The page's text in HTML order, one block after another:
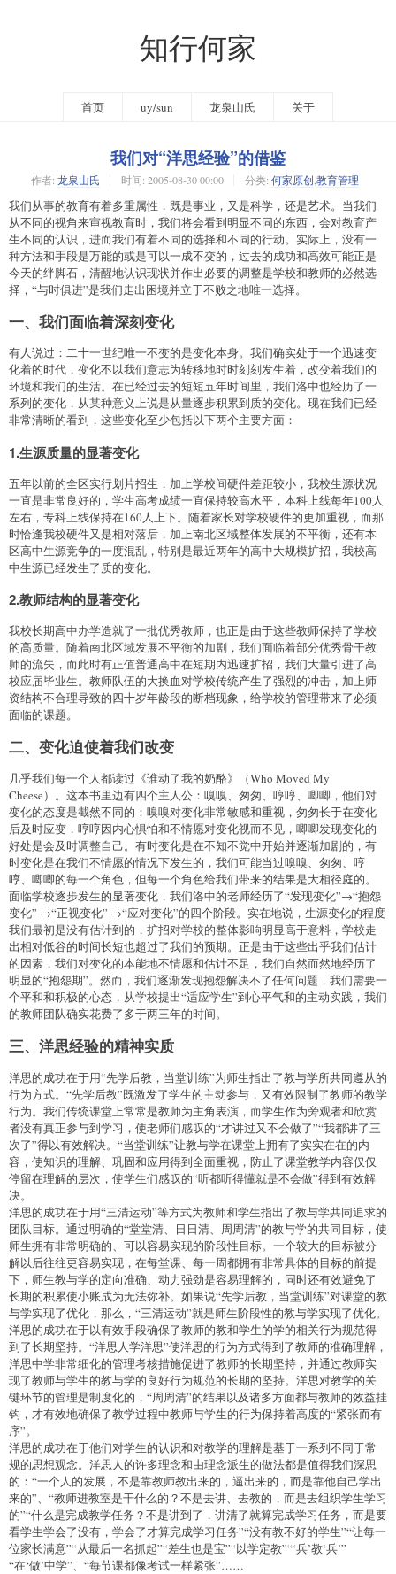
知行何家
首页 uy/sun 龙泉山氏 关于
我们对“洋思经验”的借鉴
作者: 龙泉山氏 时间: 2005-08-30 00:00 分类: 何家原创 教育管理
我们从事的教育有着多重属性，既是事业，又是科学，还是艺术。当我们
从不同的视角来审视教育时，我们将会看到明显不同的东西，会对教育产
生不同的认识，进而我们有着不同的选择和不同的行动。实际上，没有一
种方法和手段是万能的或是可以一成不变的，过去的成功和高效可能正是
今天的绊脚石，清醒地认识现状并作出必要的调整是学校和教师的必然选
择，“与时俱进”是我们走出困境并立于不败之地唯一选择。
一、我们面临着深刻变化
有人说过：二十一世纪唯一不变的是变化本身。我们确实处于一个迅速变
化着的时代，变化不以我们意志为转移地时时刻刻发生着，改变着我们的
环境和我们的生活。在已经过去的短短五年时间里，我们洛中也经历了一
系列的变化，从某种意义上说是从量逐步积累到质的变化。现在我们已经
非常清晰的看到，这些变化至少包括以下两个主要方面：
1.生源质量的显著变化
五年以前的全区实行划片招生，加上学校间硬件差距较小，我校生源状况
一直是非常良好的，学生高考成绩一直保持较高水平，本科上线每年100人
左右，专科上线保持在160人上下。随着家长对学校硬件的更加重视，而那
时恰逢我校硬件又是相对落后，加上南北区域整体发展的不平衡，还有本
区高中生源竞争的一度混乱，特别是最近两年的高中大规模扩招，我校高
中生源已经发生了质的变化。
2.教师结构的显著变化
我校长期高中办学造就了一批优秀教师，也正是由于这些教师保持了学校
的高质量。随着南北区域发展不平衡的加剧，我们面临着部分优秀骨干教
师的流失，而此时有正值普通高中在短期内迅速扩招，我们大量引进了高
校应届毕业生。教师队伍的大换血对学校传统产生了强烈的冲击，加上师
资结构不合理导致的四十岁年龄段的断档现象，给学校的管理带来了必须
面临的课题。
二、变化迫使着我们改变
几乎我们每一个人都读过《谁动了我的奶酪》（Who Moved My
Cheese）。这本书里边有四个主人公：嗅嗅、匆匆、哼哼、唧唧，他们对
变化的态度是截然不同的：嗅嗅对变化非常敏感和重视，匆匆长于在变化
后及时应变，哼哼因内心惧怕和不情愿对变化视而不见，唧唧发现变化的
好处是会及时调整自己。有时变化是在不知不觉中开始并逐渐加剧的，有
时变化是在我们不情愿的情况下发生的，我们可能当过嗅嗅、匆匆、哼
哼、唧唧的每一个角色，但每一个角色给我们带来的结果是大相径庭的。
面临学校逐步发生的显著变化，我们洛中的老师经历了“发现变化”→“抱怨
变化” →“正视变化” →“应对变化”的四个阶段。实在地说，生源变化的程度
我们最初是没有估计到的，扩招对学校的整体影响明显高于意料，学校走
出相对低谷的时间长短也超过了我们的预期。正是由于这些出乎我们估计
的因素，我们对变化的本能地不情愿和估计不足，我们自然而然地经历了
明显的“抱怨期”。然而，我们逐渐发现抱怨解决不了任何问题，我们需要一
个平和和积极的心态，从学校提出“适应学生”到心平气和的主动实践，我们
的教师团队确实花费了多于两三年的时间。
三、洋思经验的精神实质
洋思的成功在于用“先学后教，当堂训练”为师生指出了教与学所共同遵从的
行为方式。“先学后教”既激发了学生的主动参与，又有效限制了教师的教学
行为。我们传统课堂上常常是教师为主角表演，而学生作为旁观者和欣赏
者没有真正参与到学习，使老师们感叹的“才讲过又不会做了”“我都讲了三
次了”得以有效解决。“当堂训练”让教与学在课堂上拥有了实实在在的内
容，使知识的理解、巩固和应用得到全面重视，防止了课堂教学内容仅仅
停留在理解的层次，使学生们感叹的“听都听得懂就是不会做”得到有效解
决。
洋思的成功在于用“三清运动”等方式为教师和学生指出了教与学共同追求的
团队目标。通过明确的“堂堂清、日日清、周周清”的教与学的共同目标，使
师生拥有非常明确的、可以容易实现的阶段性目标。一个较大的目标被分
解以后往往更容易实现，在每堂课、每一周都拥有非常具体的目标的前提
下，师生教与学的定向准确、动力强劲是容易理解的，同时还有效避免了
长期的积累使小账成为无法弥补。如果说“先学后教，当堂训练”对课堂的教
与学实现了优化，那么，“三清运动”就是师生阶段性的教与学实现了优化。
洋思的成功在于以有效手段确保了教师的教和学生的学的相关行为规范得
到了长期坚持。“洋思人学洋思”使洋思的行为方式得到了教师的准确理解，
洋思中学非常细化的管理考核措施促进了教师的长期坚持，并通过教师实
现了教师与学生的教与学的良好行为规范的长期的坚持。洋思对教学的关
键环节的管理是制度化的，“周周清”的结果以及诸多方面都与教师的效益挂
钩，才有效地确保了教学过程中教师与学生的行为保持着高度的“紧张而有
序”。
洋思的成功在于他们对学生的认识和对教学的理解是基于一系列不同于常
规的思想观念。洋思人的许多理念和由理念派生的做法都是值得我们深思
的：“一个人的发展，不是靠教师教出来的，逼出来的，而是靠他自己学出
来的”、“教师进教室是干什么的？不是去讲、去教的，而是去组织学生学习
的”“什么是完成教学任务？不是讲到了，讲清了就算完成学习任务，而是要
看学生学会了没有，学会了才算完成学习任务”“没有教不好的学生”“让每一
位家长满意”“从最后一名抓起”“差生也是宝”“以学定教”“‘兵’教‘兵’”
“在‘做’中学”、“每节课都像考试一样紧张”……